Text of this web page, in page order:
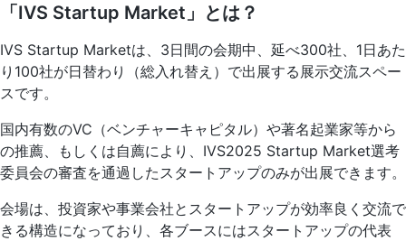
「IVS Startup Market」とは？
IVS Startup Marketは、3日間の会期中、延べ300社、1日あた
り100社が日替わり（総入れ替え）で出展する展示交流スペー
スです。
国内有数のVC（ベンチャーキャピタル）や著名起業家等から
の推薦、もしくは自薦により、IVS2025 Startup Market選考
委員会の審査を通過したスタートアップのみが出展できます。
会場は、投資家や事業会社とスタートアップが効率良く交流で
きる構造になっており、各ブースにはスタートアップの代表